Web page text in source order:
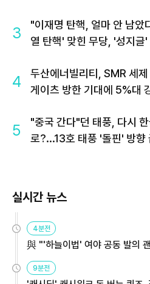
3
"이재명 탄핵, 얼마 안 남았
열 탄핵' 맞힌 무당, '성지글'
4
두산에너빌리티, SMR 세제
게이츠 방한 기대에 5%대
5
"중국 간다"던 태풍, 다시
로?...13호 태풍 '돌핀' 방향
실시간 뉴스
4분전
與 "'하늘이법' 여야 공동 발의
9분전